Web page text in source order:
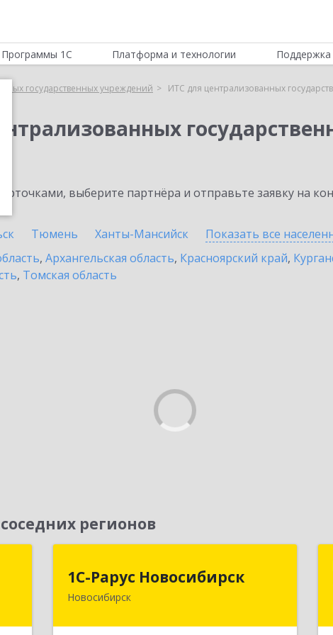
Программы 1С Платформа и технологии Поддержка
государственных учреждений ИТС для централизованных
выберите партнёра и отправьте заявку на
Тюмень Ханты-Мансийск Показать все
, Архангельская область, Красноярский край,
, Томская область
регионов
1С-Рарус Новосибирск
Новосибирск
1С-Рарус Новосибирск
630015, Новосибирская обл,